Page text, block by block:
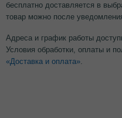
бесплатно доставляется в
товар можно после
Адреса и график работы
Условия обработки, оплаты и
«Доставка и оплата»